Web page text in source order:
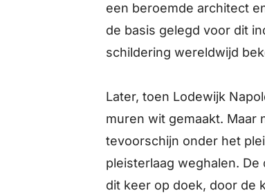
een beroemde architect
de basis gelegd voor dit
schildering wereldwijd
Later, toen Lodewijk
muren wit gemaakt. Maar
tevoorschijn onder het
pleisterlaag weghalen.
dit keer op doek, door de